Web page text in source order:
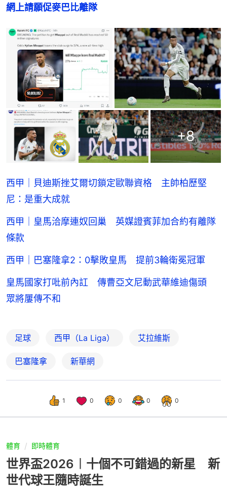
網上請願促麥巴比離隊
+8
西甲｜貝迪斯挫艾爾切鎖定歐聯資格 主帥柏歷堅
尼：是重大成就
西甲｜皇馬洽摩連奴回巢 英媒證賓菲加合約有離隊
條款
西甲｜巴塞隆拿2：0擊敗皇馬 提前3輪衛冕冠軍
皇馬國家打吡前內訌 傳曹亞文尼動武華維迪傷頭
眾將屢傳不和
足球 西甲（La Liga） 艾拉維斯
巴塞隆拿 新華網
1 0 0 0 0
體育 即時體育
世界盃2026︱十個不可錯過的新星 新
世代球王隨時誕生